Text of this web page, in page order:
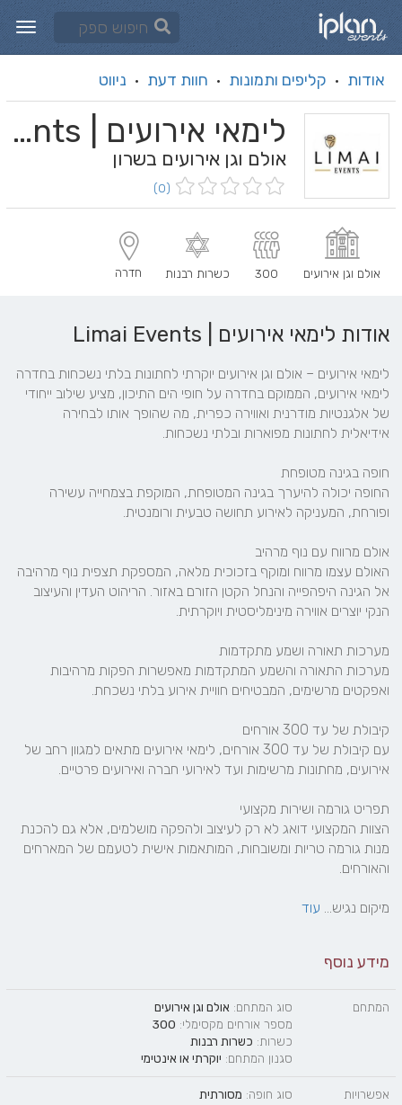
אודות · קליפים ותמונות · חוות דעת · ניווט
לימאי אירועים | Limai Events
אולם וגן אירועים בשרון
(0)
אולם וגן אירועים 300 כשרות רבנות חדרה
אודות לימאי אירועים | Limai Events
מיקום נגיש... עוד
מידע נוסף
המתחם סוג המתחם: אולם וגן אירועים
מספר אורחים מקסימלי: 300
כשרות: כשרות רבנות
סגנון המתחם: יוקרתי או אינטימי
אפשרויות
סוג חופה: מסורתית